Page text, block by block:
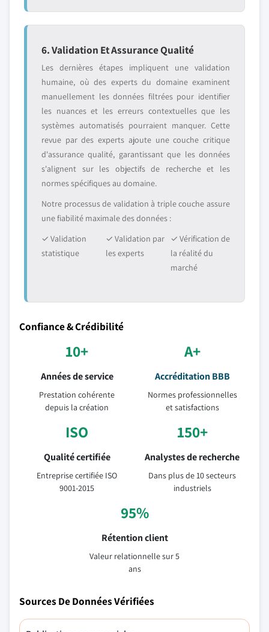
6. Validation Et Assurance Qualité
Les dernières étapes impliquent une validation
humaine, où des experts du domaine examinent
manuellement les données filtrées pour identifier
les nuances et les erreurs contextuelles que les
systèmes automatisés pourraient manquer. Cette
revue par des experts ajoute une couche critique
d'assurance qualité, garantissant que les données
s'alignent sur les objectifs de recherche et les
normes spécifiques au domaine.
Notre processus de validation à triple couche assure
une fiabilité maximale des données :
✓ Validation
statistique
✓ Validation par
les experts
✓ Vérification de
la réalité du
marché
Confiance & Crédibilité
10+
Années de service
Prestation cohérente
depuis la création
A+
Accréditation BBB
Normes professionnelles
et satisfactions
ISO
Qualité certifiée
Entreprise certifiée ISO
9001-2015
150+
Analystes de recherche
Dans plus de 10 secteurs
industriels
95%
Rétention client
Valeur relationnelle sur 5
ans
Sources De Données Vérifiées